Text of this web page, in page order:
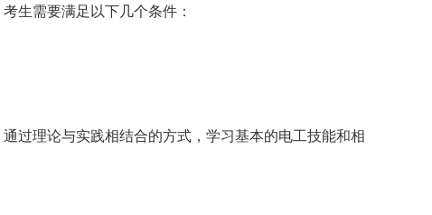
生需要满足以下几个条件：
过理论与实践相结合的方式，学习基本的电工技能和相